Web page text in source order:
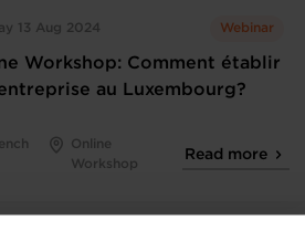
13 Aug 2024 Webinar
Workshop: Comment établir
au Luxembourg?
Online
Workshop
Read more